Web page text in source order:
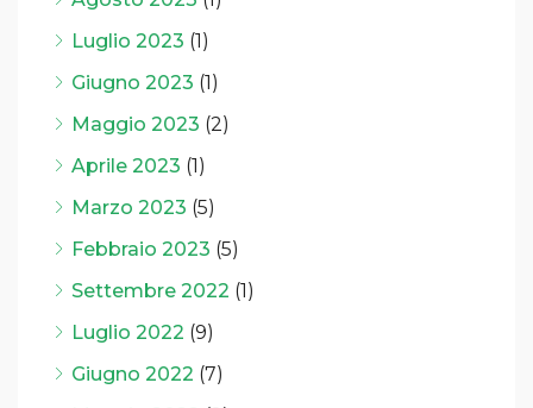
Luglio 2023 (1)
Giugno 2023 (1)
Maggio 2023 (2)
Aprile 2023 (1)
Marzo 2023 (5)
Febbraio 2023 (5)
Settembre 2022 (1)
Luglio 2022 (9)
Giugno 2022 (7)